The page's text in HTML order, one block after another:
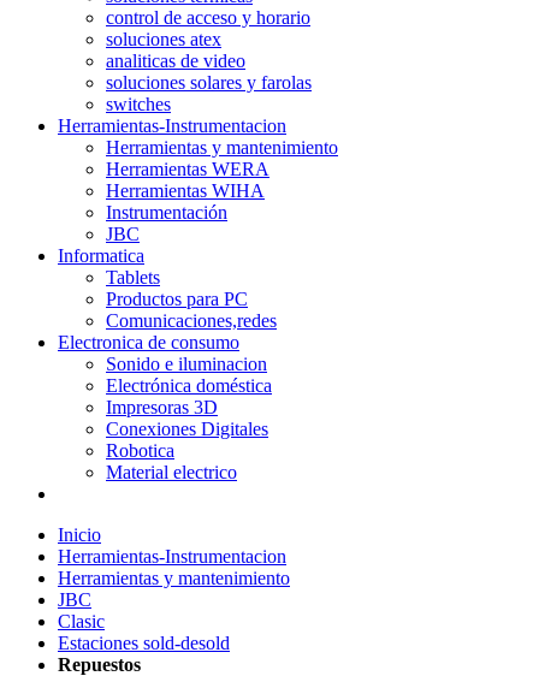
control de acceso y horario
soluciones atex
analiticas de video
soluciones solares y farolas
switches
Herramientas-Instrumentacion
Herramientas y mantenimiento
Herramientas WERA
Herramientas WIHA
Instrumentación
JBC
Informatica
Tablets
Productos para PC
Comunicaciones,redes
Electronica de consumo
Sonido e iluminacion
Electrónica doméstica
Impresoras 3D
Conexiones Digitales
Robotica
Material electrico
Inicio
Herramientas-Instrumentacion
Herramientas y mantenimiento
JBC
Clasic
Estaciones sold-desold
Repuestos